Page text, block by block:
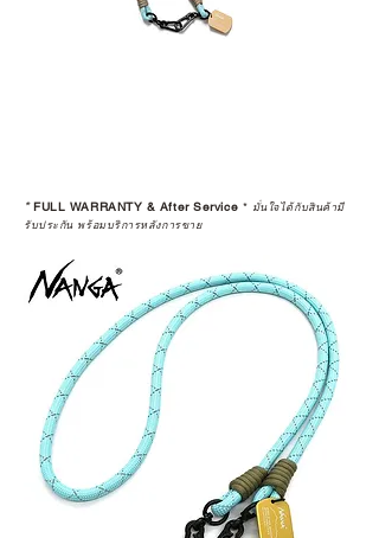
*FULL WARRANTY & After Service * มั่นใจได้กับสินค้ามี
รับประกัน พร้อมบริการหลังการขาย